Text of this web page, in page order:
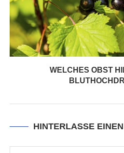
WELCHES OBST
HINTERLASSE